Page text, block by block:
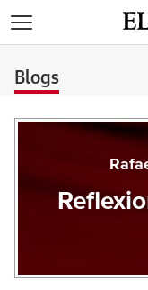
Blogs